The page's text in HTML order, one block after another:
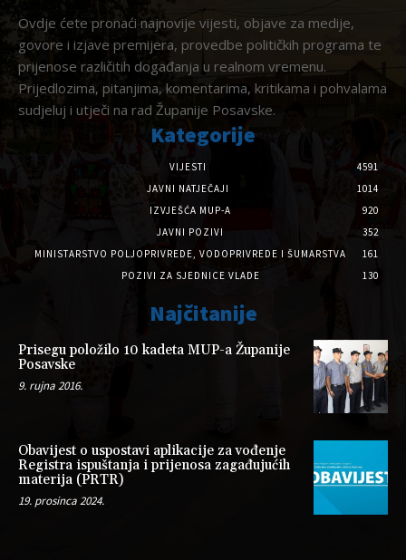
Ovdje ćete pronaći najnovije vijesti, objave za medije,
govore i izjave premijera, provedbe političkih programa te
prijenose različitih događanja u realnom vremenu.
Prijedlozima, pitanjima, komentarima, kritikama i pohvalama
sudjeluj i utječi na rad Županije Posavske.
Kategorije
VIJESTI
4591
JAVNI NATJEČAJI
1014
IZVJEŠĆA MUP-A
920
JAVNI POZIVI
352
MINISTARSTVO POLJOPRIVREDE, VODOPRIVREDE I ŠUMARSTVA
161
POZIVI ZA SJEDNICE VLADE
130
Najčitanije
Prisegu položilo 10 kadeta MUP-a Županije
Posavske
9. rujna 2016.
Obavijest o uspostavi aplikacije za vođenje
Registra ispuštanja i prijenosa zagađujućih
materija (PRTR)
19. prosinca 2024.